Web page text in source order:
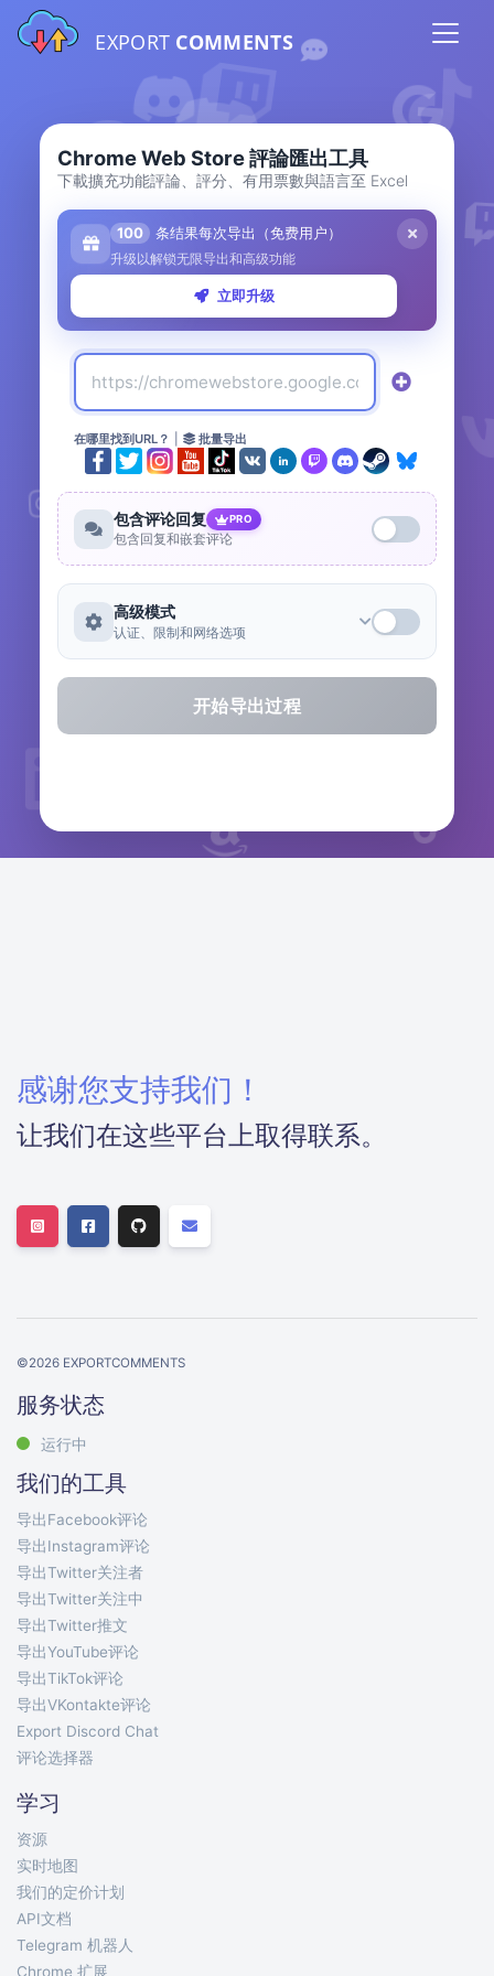
EXPORT COMMENTS
Chrome Web Store 評論匯出工具
下載擴充功能評論、評分、有用票數與語言至 Excel
100 条结果每次导出（免费用户）
升级以解锁无限导出和高级功能
立即升级
在哪里找到URL？ 批量导出
包含评论回复 PRO
包含回复和嵌套评论
高级模式
认证、限制和网络选项
开始导出过程
感谢您支持我们！
让我们在这些平台上取得联系。
©2026 EXPORTCOMMENTS
服务状态
运行中
我们的工具
导出Facebook评论
导出Instagram评论
导出Twitter关注者
导出Twitter关注中
导出Twitter推文
导出YouTube评论
导出TikTok评论
导出VKontakte评论
Export Discord Chat
评论选择器
学习
资源
实时地图
我们的定价计划
API文档
Telegram 机器人
Chrome 扩展